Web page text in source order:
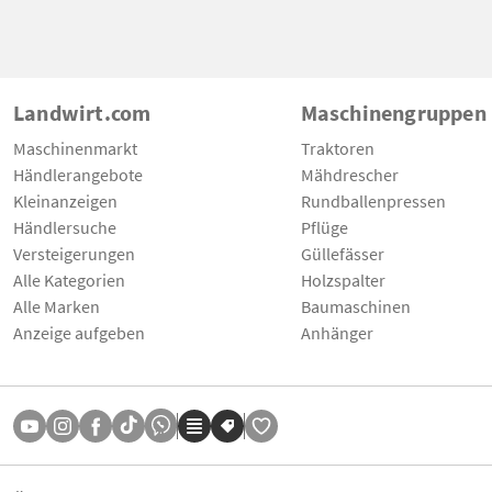
Landwirt.com
Maschinenmarkt
Händlerangebote
Kleinanzeigen
Händlersuche
Versteigerungen
Alle Kategorien
Alle Marken
Anzeige aufgeben
Maschinengruppen
Traktoren
Mähdrescher
Rundballenpressen
Pflüge
Güllefässer
Holzspalter
Baumaschinen
Anhänger